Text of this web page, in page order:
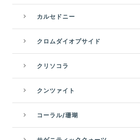
カルセドニー
クロムダイオプサイド
クリソコラ
クンツァイト
コーラル/珊瑚